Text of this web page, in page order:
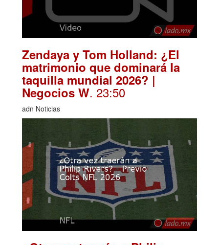
Zendaya y Tom Holland: ¿El
matrimonio que dominará la
taquilla mundial 2026? |
Negocios W. 23:50
adn Noticias